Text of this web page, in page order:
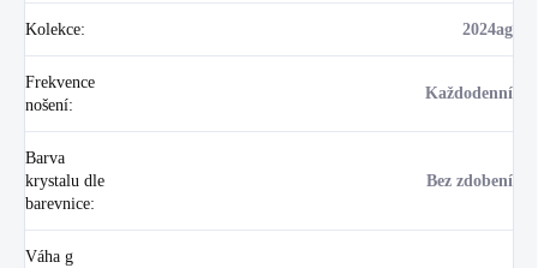
Kolekce: 2024ag
Frekvence
nošení:
Každodenní
Barva
krystalu dle
barevnice:
Bez zdobení
Váha g